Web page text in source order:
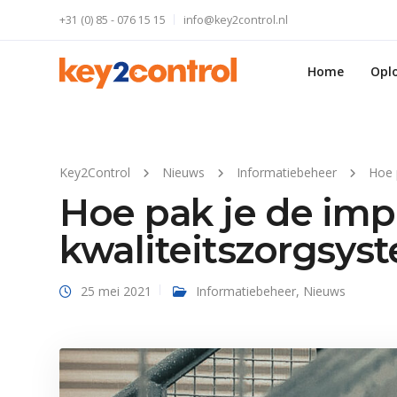
+31 (0) 85 - 076 15 15 info@key2control.nl
Home
Key2Control Nieuws Informatiebeheer
Hoe pak je de
25 mei 2021 Informatiebeheer, Nieuws